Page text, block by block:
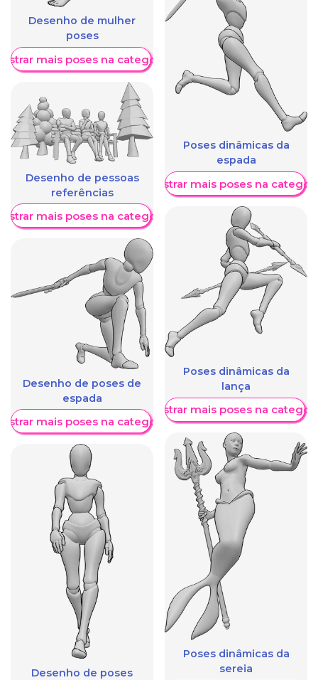
Desenho de mulher
poses
mais poses na categoria
Desenho de pessoas
referências
mais poses na categoria
Desenho de poses de
espada
mais poses na categoria
Desenho de poses
Poses dinâmicas da
espada
Mostrar mais poses na
Poses dinâmicas da
lança
Mostrar mais poses na
Poses dinâmicas da
sereia